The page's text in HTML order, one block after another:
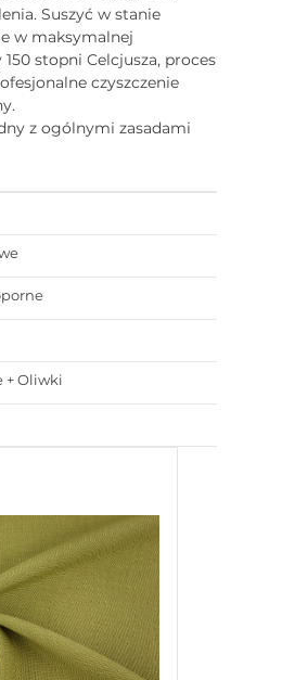
Suszyć w stanie
w maksymalnej
stopni Celcjusza, proces
czyszczenie
z ogólnymi zasadami
+ Oliwki